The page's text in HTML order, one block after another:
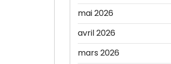
mai 2026
avril 2026
mars 2026